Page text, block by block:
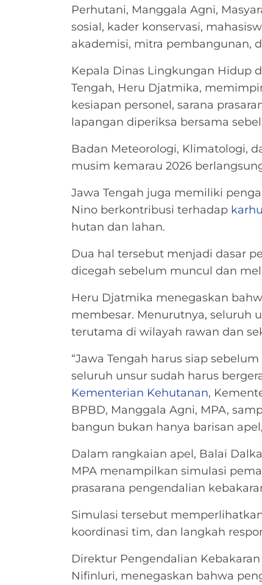
Perhutani, Manggala Agni,
sosial, kader konservasi,
akademisi, mitra pembangunan,
Kepala Dinas Lingkungan Hidup
Tengah, Heru Djatmika,
kesiapan personel, sarana
lapangan diperiksa bersama
Badan Meteorologi, Klimatologi,
musim kemarau 2026
Jawa Tengah juga memiliki
Nino berkontribusi terhadap
hutan dan lahan.
Dua hal tersebut menjadi dasar
dicegah sebelum muncul dan
Heru Djatmika menegaskan
membesar. Menurutnya, seluruh
terutama di wilayah rawan dan
“Jawa Tengah harus siap
seluruh unsur sudah harus
Kementerian Kehutanan,
BPBD, Manggala Agni, MPA,
bangun bukan hanya barisan
Dalam rangkaian apel, Balai
MPA menampilkan simulasi
prasarana pengendalian
Simulasi tersebut
koordinasi tim, dan langkah
Direktur Pengendalian
Nifinluri, menegaskan bahwa